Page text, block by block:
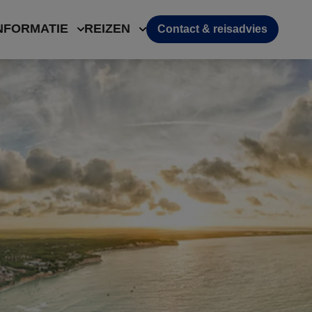
REIZEN Contact & reisadvies